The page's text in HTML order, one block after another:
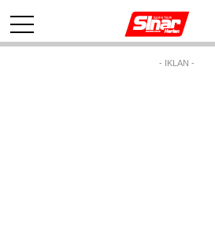
- IKLAN -